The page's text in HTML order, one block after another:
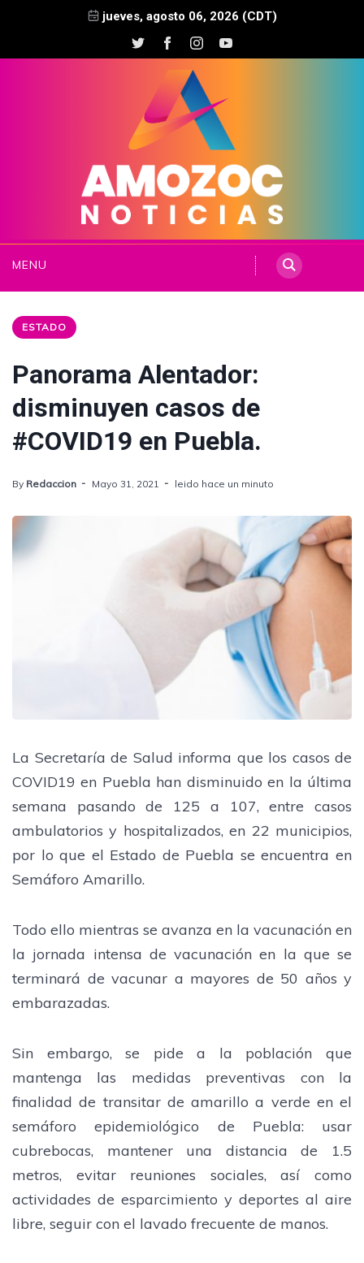
jueves, agosto 06, 2026 (CDT)
MENU
ESTADO
Panorama Alentador:
disminuyen casos de
#COVID19 en Puebla.
By Redaccion Mayo 31, 2021 leido hace un minuto
La Secretaría de Salud informa que los casos de
COVID19 en Puebla han disminuido en la última
semana pasando de 125 a 107, entre casos
ambulatorios y hospitalizados, en 22 municipios,
por lo que el Estado de Puebla se encuentra en
Semáforo Amarillo.
Todo ello mientras se avanza en la vacunación en
la jornada intensa de vacunación en la que se
terminará de vacunar a mayores de 50 años y
embarazadas.
Sin embargo, se pide a la población que
mantenga las medidas preventivas con la
finalidad de transitar de amarillo a verde en el
semáforo epidemiológico de Puebla: usar
cubrebocas, mantener una distancia de 1.5
metros, evitar reuniones sociales, así como
actividades de esparcimiento y deportes al aire
libre, seguir con el lavado frecuente de manos.